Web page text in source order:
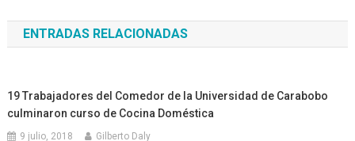
de
entradas
ENTRADAS RELACIONADAS
19 Trabajadores del Comedor de la Universidad de Carabobo
culminaron curso de Cocina Doméstica
9 julio, 2018 Gilberto Daly